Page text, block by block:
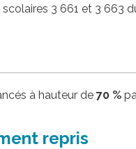
3 661 et 3 663
à hauteur de 70 %
repris